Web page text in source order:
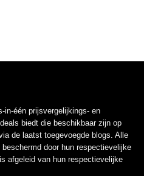
in-één prijsvergelijkings- en
biedt die beschikbaar zijn op
de laatst toegevoegde blogs. Alle
door hun respectievelijke
afgeleid van hun respectievelijke